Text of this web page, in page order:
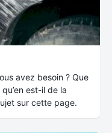
avez besoin ? Que
est-il de la
sur cette page.